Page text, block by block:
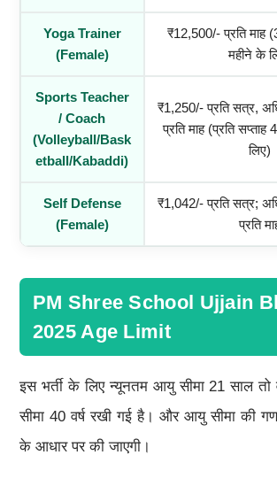
Yoga Trainer
(Female)
₹12,500/- प्रति माह
महीने के
Sports Teacher
/ Coach
(Volleyball/Bask
Etball/Kabaddi)
₹1,250/- प्रति सत्र,
प्रति माह (प्रति
लिए)
Self Defense
(Female)
₹1,042/- प्रति सत्र;
प्रति
PM Shree School Ujjain
2025 Age Limit
इस भर्ती के लिए न्यूनतम आयु सीमा 21 साल
सीमा 40 वर्ष रखी गई है। और आयु सीमा की
के आधार पर की जाएगी।